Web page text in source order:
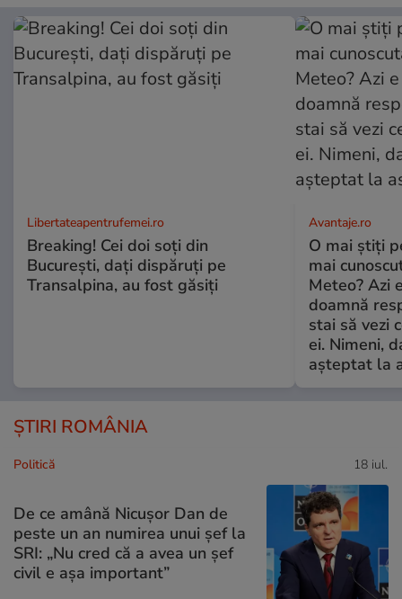
Libertateapentrufemei.ro
Breaking! Cei doi soți din
București, dați dispăruți pe
Transalpina, au fost găsiți
Avantaje.ro
O mai știți
mai
Meteo? Azi
doamnă
stai să vezi
ei. Nimeni,
așteptat la
ȘTIRI ROMÂNIA
Politică 18 iul.
De ce amână Nicușor Dan de
peste un an numirea unui șef la
SRI: „Nu cred că a avea un şef
civil e așa important”